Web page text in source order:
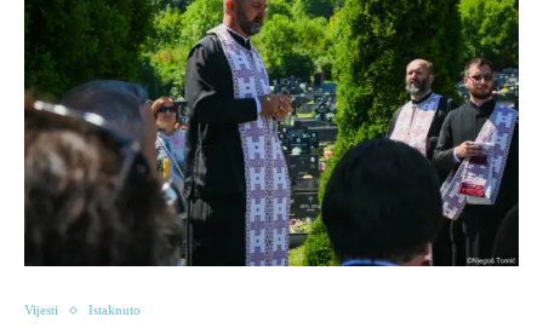
Vijesti Istaknuto